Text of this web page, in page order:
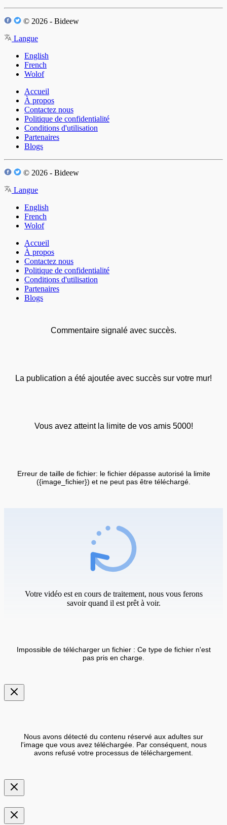
© 2026 - Bideew
Langue
English
French
Wolof
Accueil
À propos
Contactez nous
Politique de confidentialité
Conditions d'utilisation
Partenaires
Blogs
© 2026 - Bideew
Langue
English
French
Wolof
Accueil
À propos
Contactez nous
Politique de confidentialité
Conditions d'utilisation
Partenaires
Blogs
Commentaire signalé avec succès.
La publication a été ajoutée avec succès sur votre mur!
Vous avez atteint la limite de vos amis 5000!
Erreur de taille de fichier: le fichier dépasse autorisé la limite
({image_fichier}) et ne peut pas être téléchargé.
Votre vidéo est en cours de traitement, nous vous ferons
savoir quand il est prêt à voir.
Impossible de télécharger un fichier : Ce type de fichier n'est
pas pris en charge.
Nous avons détecté du contenu réservé aux adultes sur
l'image que vous avez téléchargée. Par conséquent, nous
avons refusé votre processus de téléchargement.